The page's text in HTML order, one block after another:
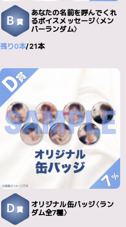
B 賞
あなたの名前を呼んでくれ
るボイスメッセージ〈メン
バーランダム〉
残り0本/21本
D 賞
オリジナル缶バッジ〈ラン
ダム全7種〉